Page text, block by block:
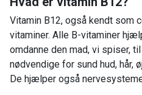
Vitamin B12, også kendt som
vitaminer. Alle B-vitaminer
omdanne den mad, vi spiser,
nødvendige for sund hud, hår,
De hjælper også